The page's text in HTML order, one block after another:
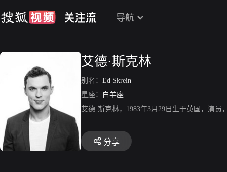
导航
艾德·斯克林
别名： Ed Skrein
星座：
白羊座
艾德·斯克林，1983年3月29日生于英国，演
分享